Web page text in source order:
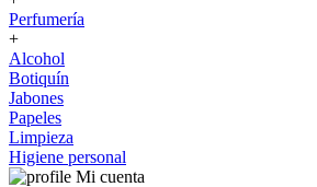
Perfumería
+
Alcohol
Botiquín
Jabones
Papeles
Limpieza
Higiene personal
Mi cuenta